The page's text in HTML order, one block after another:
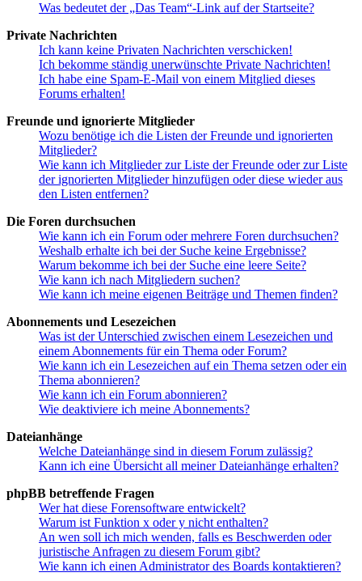
Was bedeutet der „Das Team“-Link auf der Startseite?
Private Nachrichten
Ich kann keine Privaten Nachrichten verschicken!
Ich bekomme ständig unerwünschte Private Nachrichten!
Ich habe eine Spam-E-Mail von einem Mitglied dieses
Forums erhalten!
Freunde und ignorierte Mitglieder
Wozu benötige ich die Listen der Freunde und ignorierten
Mitglieder?
Wie kann ich Mitglieder zur Liste der Freunde oder zur Liste
der ignorierten Mitglieder hinzufügen oder diese wieder aus
den Listen entfernen?
Die Foren durchsuchen
Wie kann ich ein Forum oder mehrere Foren durchsuchen?
Weshalb erhalte ich bei der Suche keine Ergebnisse?
Warum bekomme ich bei der Suche eine leere Seite?
Wie kann ich nach Mitgliedern suchen?
Wie kann ich meine eigenen Beiträge und Themen finden?
Abonnements und Lesezeichen
Was ist der Unterschied zwischen einem Lesezeichen und
einem Abonnements für ein Thema oder Forum?
Wie kann ich ein Lesezeichen auf ein Thema setzen oder ein
Thema abonnieren?
Wie kann ich ein Forum abonnieren?
Wie deaktiviere ich meine Abonnements?
Dateianhänge
Welche Dateianhänge sind in diesem Forum zulässig?
Kann ich eine Übersicht all meiner Dateianhänge erhalten?
phpBB betreffende Fragen
Wer hat diese Forensoftware entwickelt?
Warum ist Funktion x oder y nicht enthalten?
An wen soll ich mich wenden, falls es Beschwerden oder
juristische Anfragen zu diesem Forum gibt?
Wie kann ich einen Administrator des Boards kontaktieren?